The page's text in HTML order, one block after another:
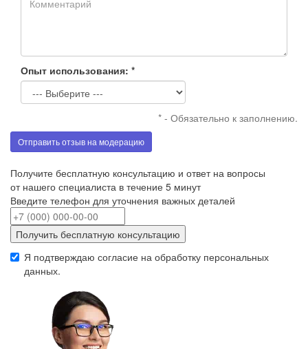
Опыт использования: *
* - Обязательно к заполнению.
Отправить отзыв на модерацию
Получите бесплатную консультацию и ответ на вопросы
от нашего специалиста в течение 5 минут
Введите телефон для уточнения важных деталей
Получить бесплатную консультацию
Я подтверждаю согласие на обработку персональных
данных.